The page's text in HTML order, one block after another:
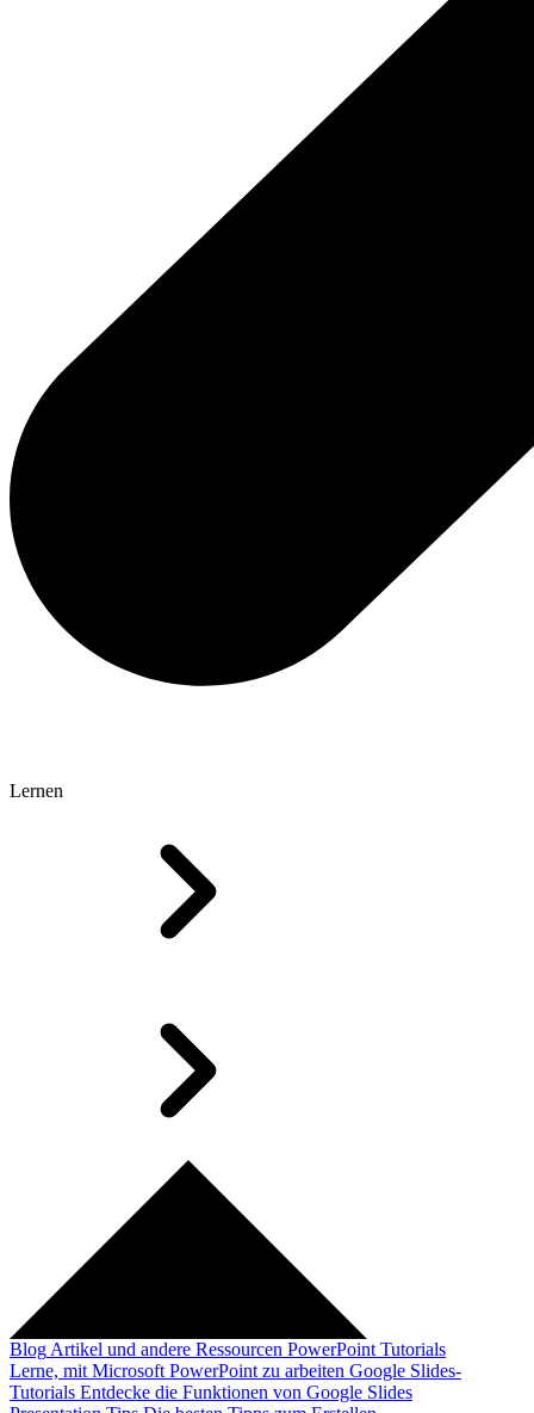
Lernen
Blog Artikel und andere Ressourcen PowerPoint Tutorials
Lerne, mit Microsoft PowerPoint zu arbeiten Google Slides-
Tutorials Entdecke die Funktionen von Google Slides